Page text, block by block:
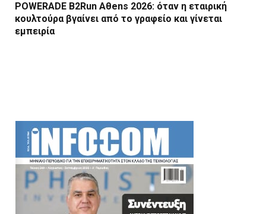
POWERADE B2Run Aθens 2026: όταν η εταιρική
κουλτούρα βγαίνει από το γραφείο και γίνεται
εμπειρία